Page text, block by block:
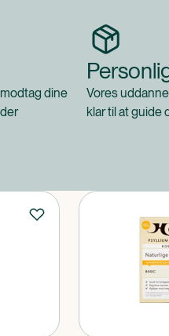
dine
Vores
klar til at guide